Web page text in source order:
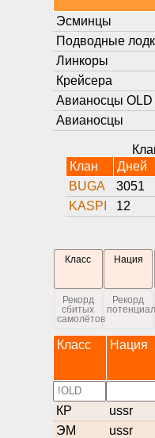
Эсминцы
Подводные
Линкоры
Крейсера
Авианосцы OLD
Авианосцы
Клан
Дней
BUGA
3051
KASPI
12
Класс Нация
Рекорд
сбитых
самолётов
Рекорд
Класс Нация
КР ussr
ЭМ
ussr